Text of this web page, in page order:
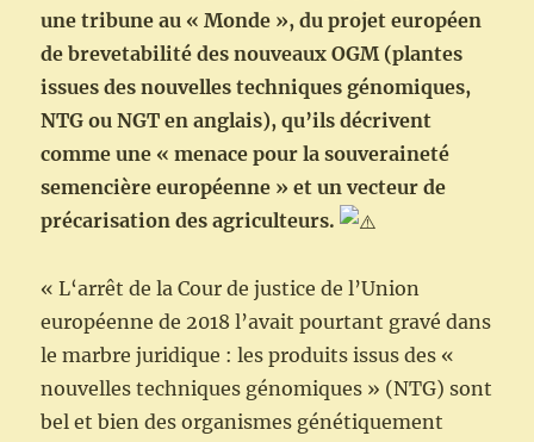
une tribune au « Monde », du projet européen
de brevetabilité des nouveaux OGM (plantes
issues des nouvelles techniques génomiques,
NTG ou NGT en anglais), qu’ils décrivent
comme une « menace pour la souveraineté
semencière européenne » et un vecteur de
précarisation des agriculteurs.
« L‘arrêt de la Cour de justice de l’Union
européenne de 2018 l’avait pourtant gravé dans
le marbre juridique : les produits issus des «
nouvelles techniques génomiques » (NTG) sont
bel et bien des organismes génétiquement